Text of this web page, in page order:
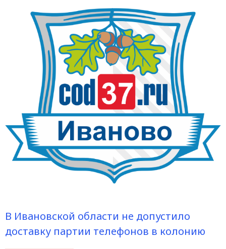
В Ивановской области не допустило
доставку партии телефонов в колонию